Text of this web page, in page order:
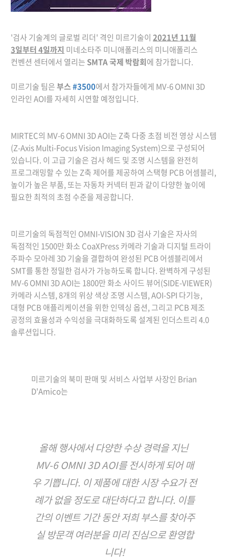
'검사 기술계의 글로벌 리더' 격인 미르기술이2021년 11월
3일부터 4일까지 미네소타주 미니애폴리스의 미니애폴리스
컨벤션 센터에서 열리는 SMTA 국제 박람회에 참가합니다.
미르기술 팀은부스#3500에서 참가자들에게 MV-6 OMNI 3D
인라인 AOI를 자세히 시연할 예정입니다.
MIRTEC의 MV-6 OMNI 3D AOI는 Z축 다중 초점 비전 영상 시스템
(Z-Axis Multi-Focus Vision Imaging System)으로 구성되어
있습니다. 이 고급 기술은 검사 헤드 및 조명 시스템을 완전히
프로그래밍할 수 있는 Z축 제어를 제공하여 스택형 PCB 어셈블리,
높이가 높은 부품, 또는 자동차 커넥터 핀과 같이 다양한 높이에
필요한 최적의 초점 수준을 제공합니다.
미르기술의 독점적인 OMNI-VISION 3D 검사 기술은 자사의
독점적인 1500만 화소 CoaXPress 카메라 기술과 디지털 트라이
주파수 모아레 3D 기술을 결합하여 완성된 PCB 어셈블리에서
SMT를 통한 정밀한 검사가 가능하도록 합니다. 완벽하게 구성된
MV-6 OMNI 3D AOI는 1800만 화소 사이드 뷰어(SIDE-VIEWER)
카메라 시스템, 8개의 위상 색상 조명 시스템, AOI-SPI 다기능,
대형 PCB 애플리케이션을 위한 인덱싱 옵션, 그리고 PCB 제조
공정의 효율성과 수익성을 극대화하도록 설계된 인더스트리 4.0
솔루션입니다.
미르기술의 북미 판매 및 서비스 사업부 사장인 Brian
D'Amico는
올해 행사에서 다양한 수상 경력을 지닌
MV-6 OMNI 3D AOI를 전시하게 되어 매
우 기쁩니다. 이 제품에 대한 시장 수요가 전
례가 없을 정도로 대단하다고 합니다. 이틀
간의 이벤트 기간 동안 저희 부스를 찾아주
실 방문객 여러분을 미리 진심으로 환영합
니다!